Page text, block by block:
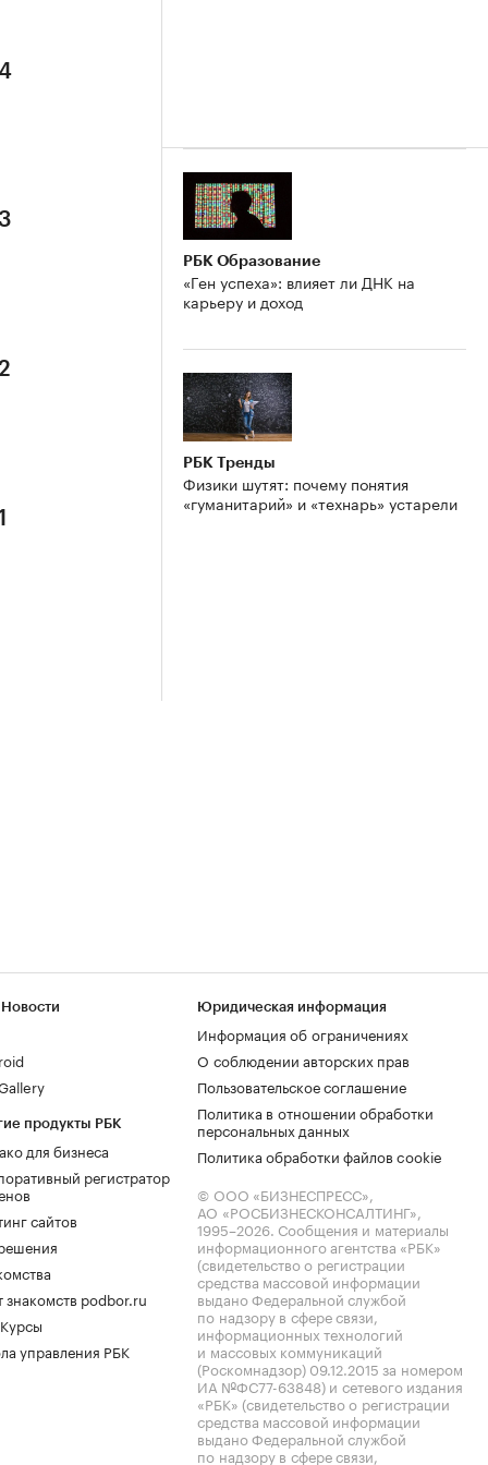
РБК Образование
«Ген успеха»: влияет ли ДНК на
карьеру и доход
РБК Тренды
Физики шутят: почему понятия
«гуманитарий» и «технарь» устарели
продукты РБК
для бизнеса
регистратор
сайтов
знакомств podbor.ru
управления РБК
Юридическая информация
Информация об ограничениях
О соблюдении авторских прав
Пользовательское соглашение
Политика в отношении обработки
персональных данных
Политика обработки файлов cookie
© ООО «БИЗНЕСПРЕСС»,
АО «РОСБИЗНЕСКОНСАЛТИНГ»,
1995–2026. Сообщения и материалы
информационного агентства «РБК»
(свидетельство о регистрации
средства массовой информации
выдано Федеральной службой
по надзору в сфере связи,
информационных технологий
и массовых коммуникаций
(Роскомнадзор) 09.12.2015 за номером
ИА №ФС77-63848) и сетевого издания
«РБК» (свидетельство о регистрации
средства массовой информации
выдано Федеральной службой
по надзору в сфере связи,